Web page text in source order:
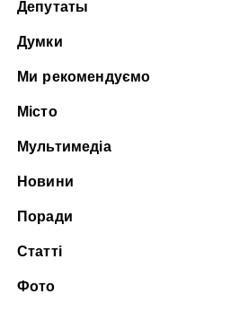
Депутаты
Думки
Ми рекомендуємо
Місто
Мультимедіа
Новини
Поради
Статті
Фото